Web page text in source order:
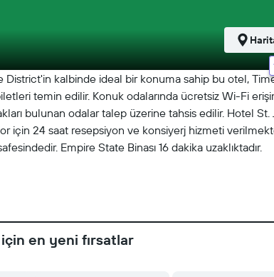
kalbinde ideal bir konuma sahip bu otel,
temin edilir. Konuk odalarında ücretsiz Wi-Fi
bulunan odalar talep üzerine tahsis edilir. Hotel
için 24 saat resepsiyon ve konsiyerj hizmeti
Empire State Binası 16 dakika uzaklıktadır.
en yeni fırsatlar